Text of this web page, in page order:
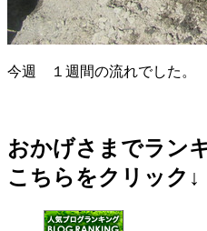
今週 １週間の流れでした。
う
おかげさまでラン
こちらをクリック↓